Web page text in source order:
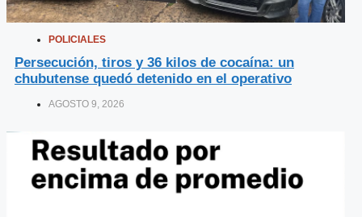
POLICIALES
Persecución, tiros y 36 kilos de cocaína: un
chubutense quedó detenido en el operativo
AGOSTO 9, 2026